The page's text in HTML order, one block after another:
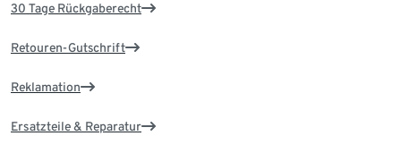
30 Tage Rückgaberecht
Retouren-Gutschrift
Reklamation
Ersatzteile & Reparatur